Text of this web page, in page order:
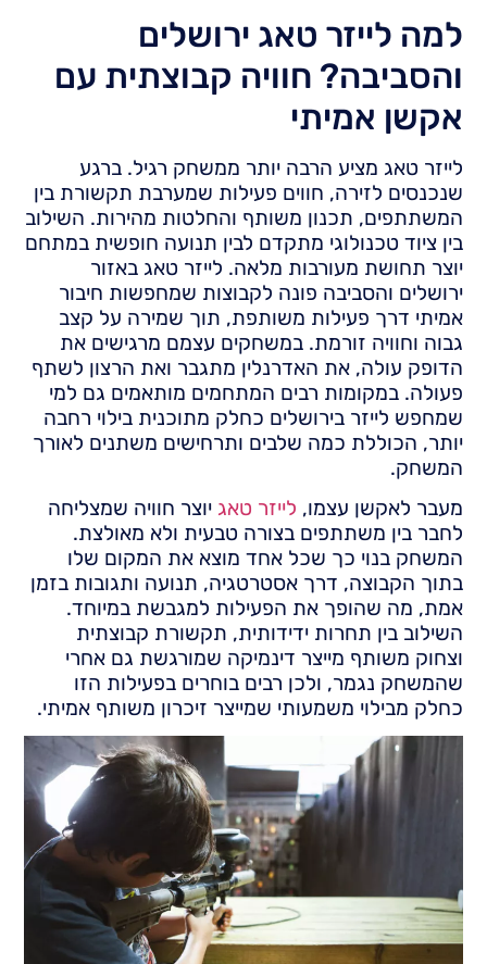
למה לייזר טאג ירושלים
והסביבה? חוויה קבוצתית עם
אקשן אמיתי
לייזר טאג מציע הרבה יותר ממשחק רגיל. ברגע
שנכנסים לזירה, חווים פעילות שמערבת תקשורת בין
המשתתפים, תכנון משותף והחלטות מהירות. השילוב
בין ציוד טכנולוגי מתקדם לבין תנועה חופשית במתחם
יוצר תחושת מעורבות מלאה. לייזר טאג באזור
ירושלים והסביבה פונה לקבוצות שמחפשות חיבור
אמיתי דרך פעילות משותפת, תוך שמירה על קצב
גבוה וחוויה זורמת. במשחקים עצמם מרגישים את
הדופק עולה, את האדרנלין מתגבר ואת הרצון לשתף
פעולה. במקומות רבים המתחמים מותאמים גם למי
שמחפש לייזר בירושלים כחלק מתוכנית בילוי רחבה
יותר, הכוללת כמה שלבים ותרחישים משתנים לאורך
המשחק.
מעבר לאקשן עצמו, לייזר טאג יוצר חוויה שמצליחה
לחבר בין משתתפים בצורה טבעית ולא מאולצת.
המשחק בנוי כך שכל אחד מוצא את המקום שלו
בתוך הקבוצה, דרך אסטרטגיה, תנועה ותגובות בזמן
אמת, מה שהופך את הפעילות למגבשת במיוחד.
השילוב בין תחרות ידידותית, תקשורת קבוצתית
וצחוק משותף מייצר דינמיקה שמורגשת גם אחרי
שהמשחק נגמר, ולכן רבים בוחרים בפעילות הזו
כחלק מבילוי משמעותי שמייצר זיכרון משותף אמיתי.